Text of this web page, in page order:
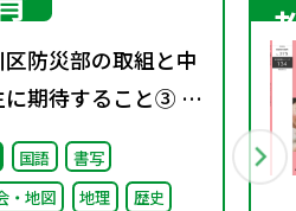
区防災部の取組と中
に期待すること③ ～
組みと今後への期待
国語
書写
・地図
地理 歴史